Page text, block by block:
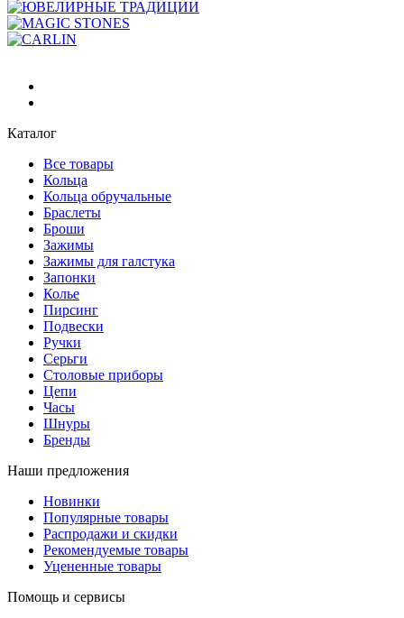
Каталог
Все товары
Кольца
Кольца обручальные
Браслеты
Броши
Зажимы
Зажимы для галстука
Запонки
Колье
Пирсинг
Подвески
Ручки
Серьги
Столовые приборы
Цепи
Часы
Шнуры
Бренды
Наши предложения
Новинки
Популярные товары
Распродажи и скидки
Рекомендуемые товары
Уцененные товары
Помощь и сервисы